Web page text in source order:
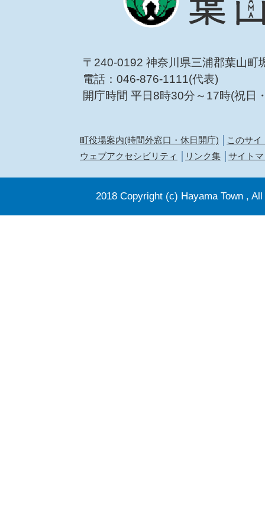
〒240-0192 神奈川県三浦郡葉山町
電話：046-876-1111(代表)
開庁時間 平日8時30分～17時(祝日
町役場案内(時間外窓口・休日開庁)
このサイ
ウェブアクセシビリティ
リンク集 サイト
2018 Copyright (c) Hayama Town ,